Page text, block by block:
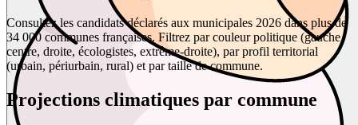
Consultez les candidats déclarés aux municipales 2026 dans plus de
34 000 communes françaises. Filtrez par couleur politique (gauche,
centre, droite, écologistes, extrême-droite), par profil territorial
(urbain, périurbain, rural) et par taille de commune.
Projections climatiques par commune